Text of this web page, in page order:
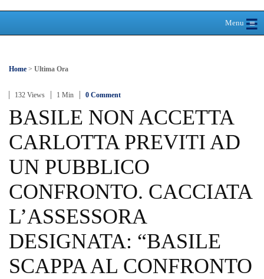
Menu≡
☰
Home > Ultima Ora
132 Views 1 Min 0 Comment
BASILE NON ACCETTA
CARLOTTA PREVITI AD
UN PUBBLICO
CONFRONTO. CACCIATA
L’ASSESSORA
DESIGNATA: “BASILE
SCAPPA AL CONFRONTO